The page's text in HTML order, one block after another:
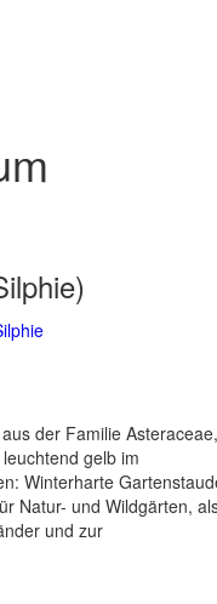
der Familie Asteraceae,
gelb im
Winterharte
Natur- und Wildgärten,
und zur